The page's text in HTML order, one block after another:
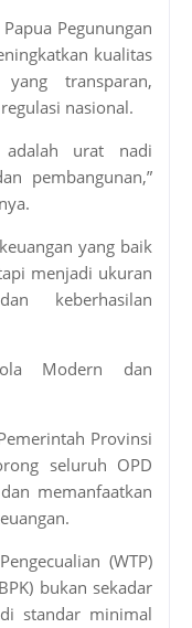
Pegunungan
kualitas
transparan,
nasional.
adalah urat nadi
pembangunan,”
yang baik
menjadi ukuran
keberhasilan
Modern dan
Provinsi
seluruh OPD
memanfaatkan
(WTP)
bukan sekadar
standar minimal